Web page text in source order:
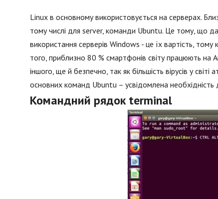
Linux в основному використовується на серверах.
тому числі для server, команди Ubuntu. Це тому, що
використання серверів Windows - це їх вартість, тому
того, приблизно 80 % смартфонів світу працюють на
іншого, ще й безпечно, так як більшість вірусів у
основних команд Ubuntu – усвідомлена необхідність
Командний рядок terminal